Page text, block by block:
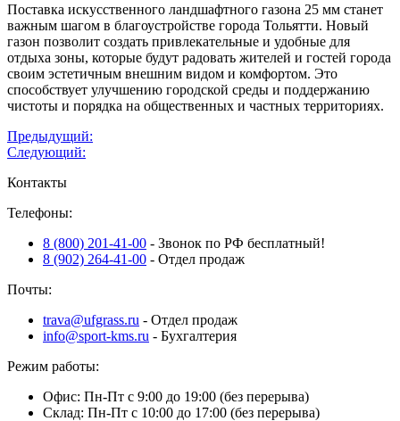
Поставка искусственного ландшафтного газона 25 мм станет
важным шагом в благоустройстве города Тольятти. Новый
газон позволит создать привлекательные и удобные для
отдыха зоны, которые будут радовать жителей и гостей города
своим эстетичным внешним видом и комфортом. Это
способствует улучшению городской среды и поддержанию
чистоты и порядка на общественных и частных территориях.
Навигация
по
записям
Предыдущий:
Следующий:
Контакты
Телефоны:
8 (800) 201-41-00 - Звонок по РФ бесплатный!
8 (902) 264-41-00 - Отдел продаж
Почты:
trava@ufgrass.ru - Отдел продаж
info@sport-kms.ru - Бухгалтерия
Режим работы:
Офис: Пн-Пт с 9:00 до 19:00 (без перерыва)
Склад: Пн-Пт с 10:00 до 17:00 (без перерыва)